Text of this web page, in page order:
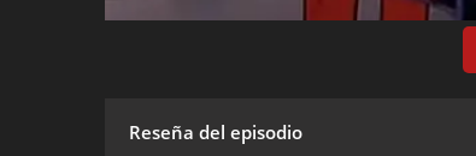
Reseña del episodio